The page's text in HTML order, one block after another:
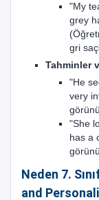
"My
grey
gri
Tahminler
"He
very
"She
has a
Neden 7.
and